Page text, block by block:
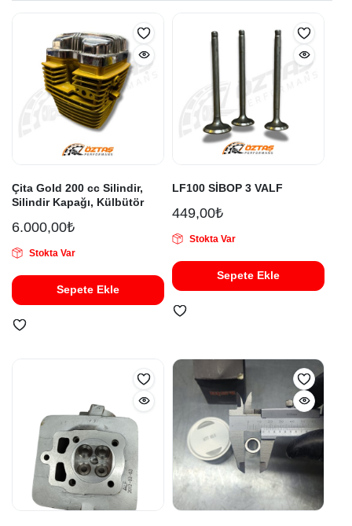
Çita Gold 200 cc Silindir,
Silindir Kapağı, Külbütör
6.000,00₺
Stokta Var
Sepete Ekle
LF100 SİBOP 3 VALF
449,00₺
Stokta Var
Sepete Ekle